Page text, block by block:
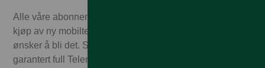
Alle våre abonnementskunder får 1.000,– i rabatt ved
kjøp av ny mobiltelefon. Enten du allerede er kunde eller
ønsker å bli det. Som Talkmore-kunde får du alltid
garantert full Telenor-dekning – til Talkmorepriser, ingen